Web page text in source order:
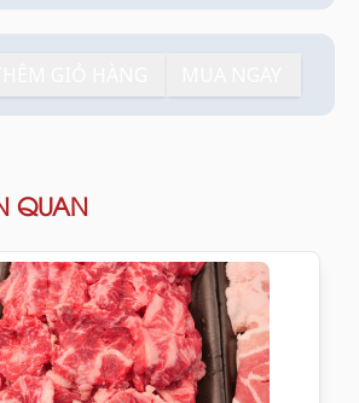
QUAN